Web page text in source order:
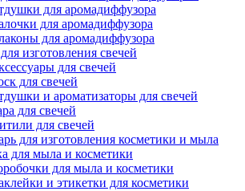
для аромадиффузора
для аромадиффузора
для аромадиффузора
изготовления свечей
для свечей
для свечей
и ароматизаторы для свечей
для свечей
для свечей
для изготовления косметики и мыла
для мыла и косметики
для мыла и косметики
и этикетки для косметики